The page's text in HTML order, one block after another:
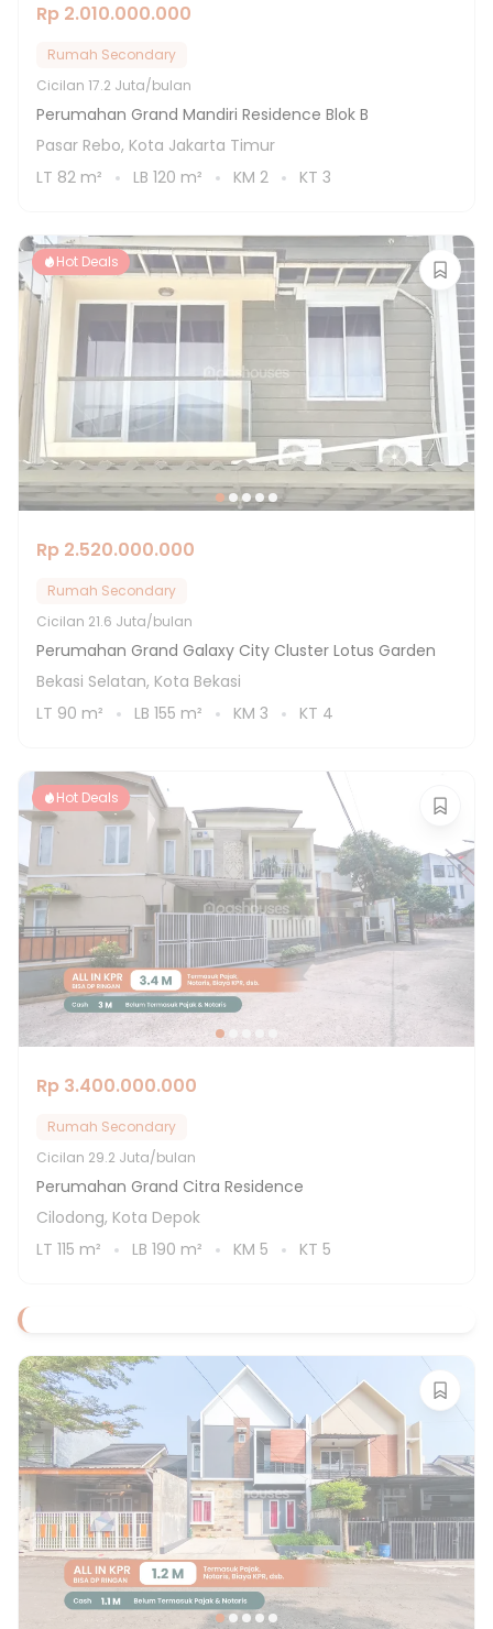
Rp 2.010.000.000
Rumah Secondary
Cicilan 17.2 Juta/bulan
Perumahan Grand Mandiri Residence Blok B
Pasar Rebo, Kota Jakarta Timur
LT 82 m² LB 120 m² KM 2 KT 3
Hot Deals
Rp 2.520.000.000
Rumah Secondary
Cicilan 21.6 Juta/bulan
Perumahan Grand Galaxy City Cluster Lotus Garden
Bekasi Selatan, Kota Bekasi
LT 90 m² LB 155 m² KM 3 KT 4
Hot Deals
Rp 3.400.000.000
Rumah Secondary
Cicilan 29.2 Juta/bulan
Perumahan Grand Citra Residence
Cilodong, Kota Depok
LT 115 m² LB 190 m² KM 5 KT 5